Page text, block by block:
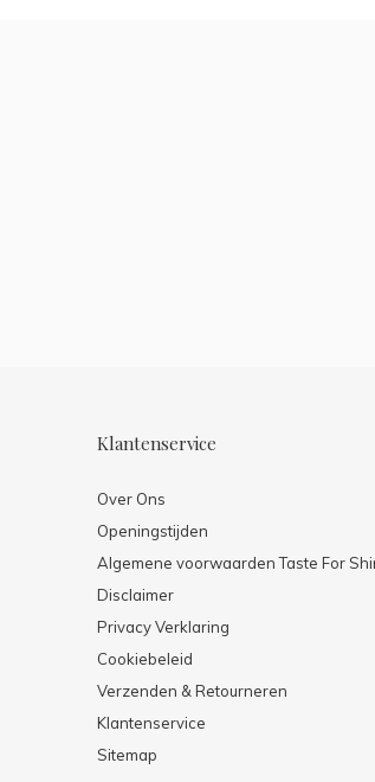
Klantenservice
Over Ons
Openingstijden
Algemene voorwaarden Taste For
Disclaimer
Privacy Verklaring
Cookiebeleid
Verzenden & Retourneren
Klantenservice
Sitemap